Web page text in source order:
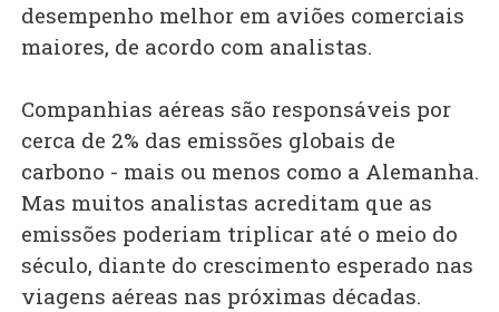
desempenho melhor em aviões comerciais
maiores, de acordo com analistas.
Companhias aéreas são responsáveis por
cerca de 2% das emissões globais de
carbono - mais ou menos como a Alemanha.
Mas muitos analistas acreditam que as
emissões poderiam triplicar até o meio do
século, diante do crescimento esperado nas
viagens aéreas nas próximas décadas.